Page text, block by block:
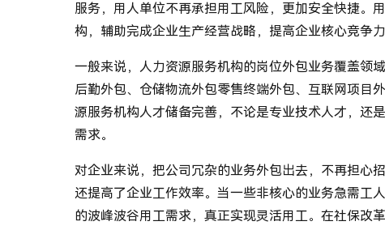
服务，用人单位不再承担用工风险，更加安全快捷。
构，辅助完成企业生产经营战略，提高企业核心竞争
一般来说，人力资源服务机构的岗位外包业务覆盖领
后勤外包、仓储物流外包零售终端外包、互联网项目
源服务机构人才储备完善，不论是专业技术人才，还
需求。
对企业来说，把公司冗杂的业务外包出去，不再担心
还提高了企业工作效率。当一些非核心的业务急需工
的波峰波谷用工需求，真正实现灵活用工。在社保改